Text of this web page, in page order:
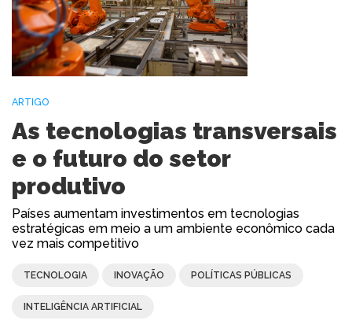
ARTIGO
As tecnologias transversais
e o futuro do setor
produtivo
Países aumentam investimentos em tecnologias
estratégicas em meio a um ambiente econômico cada
vez mais competitivo
TECNOLOGIA INOVAÇÃO POLÍTICAS PÚBLICAS
INTELIGÊNCIA ARTIFICIAL